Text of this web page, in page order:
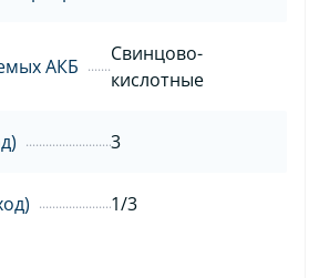
АКБ
Свинцово-
кислотные
3
1/3